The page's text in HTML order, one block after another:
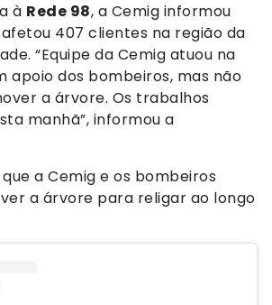
à Rede 98, a Cemig informou
afetou 407 clientes na região da
“Equipe da Cemig atuou na
apoio dos bombeiros, mas não
a árvore. Os trabalhos
manhã”, informou a
a Cemig e os bombeiros
a árvore para religar ao longo